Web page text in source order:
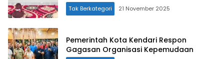
Tak Berkategori 21 November 2025
Pemerintah Kota Kendari Respon
Gagasan Organisasi Kepemudaan